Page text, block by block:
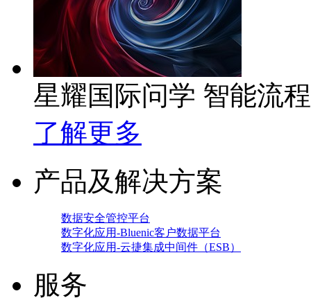
星耀国际问学 智能流
了解更多
产品及解决方案
数据安全管控平台
数字化应用-Bluenic客户数据平台
数字化应用-云捷集成中间件（ESB）
服务